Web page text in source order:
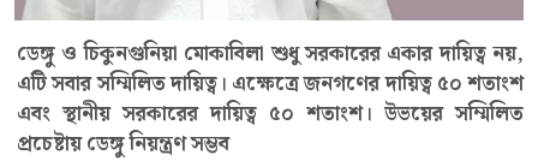
ডেঙ্গু ও চিকুনগুনিয়া মোকাবিলা শুধু সরকারের একার দায়িত্ব নয়,
এটি সবার সম্মিলিত দায়িত্ব। এক্ষেত্রে জনগণের দায়িত্ব ৫০ শতাংশ
এবং স্থানীয় সরকারের দায়িত্ব ৫০ শতাংশ। উভয়ের সম্মিলিত
প্রচেষ্টায় ডেঙ্গু নিয়ন্ত্রণ সম্ভব